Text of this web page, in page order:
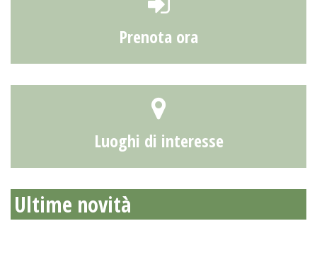
Prenota ora
Luoghi di interesse
Ultime novità